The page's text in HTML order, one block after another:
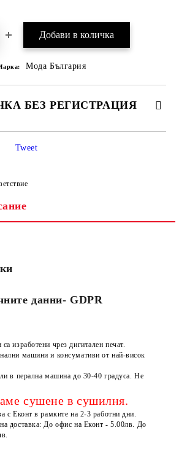
Мода България
БЕЗ РЕГИСТРАЦИЯ
вас в рамките на работния ден.
Tweet
данни- GDPR
изработени чрез дигитален печат.
машини и консумативи от най-висок
в перална машина до 30-40 градуса. Не
сушене в сушилня.
с Еконт в рамките на 2-3 работни дни.
доставка: До офис на Еконт - 5.00лв. До